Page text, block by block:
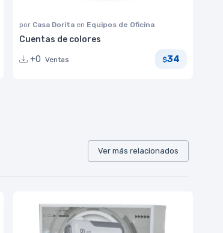
por Casa Dorita en Equipos de Oficina
Cuentas de colores
+0 Ventas $34
Ver más relacionados